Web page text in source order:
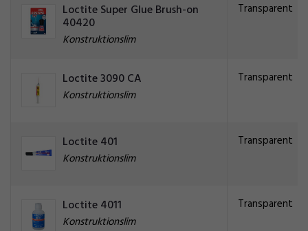
Loctite Super Glue Brush-on
40420
Konstruktionslim
Transparent
Loctite 3090 CA
Konstruktionslim
Transparent
Loctite 401
Konstruktionslim
Transparent
Loctite 4011
Konstruktionslim
Transparent